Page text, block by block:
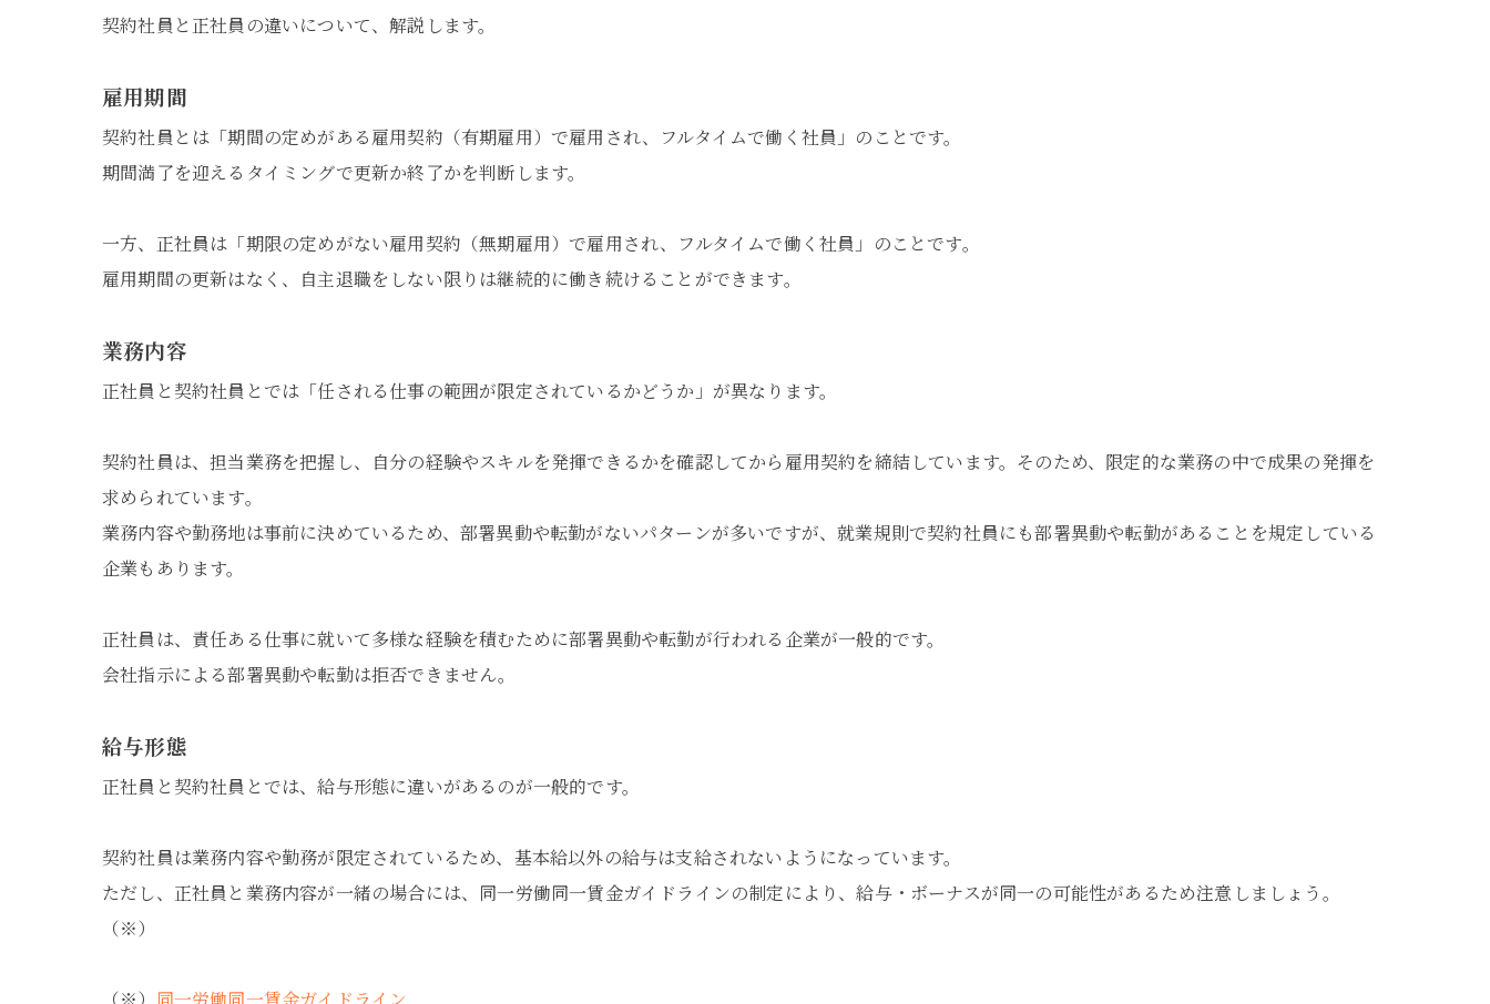
契約社員と正社員の違いについて、解説します。
雇用期間
契約社員とは「期間の定めがある雇用契約（有期雇用）で雇用され、フルタイムで働く社員」のことです。
期間満了を迎えるタイミングで更新か終了かを判断します。
一方、正社員は「期限の定めがない雇用契約（無期雇用）で雇用され、フルタイムで働く社員」のことです。
雇用期間の更新はなく、自主退職をしない限りは継続的に働き続けることができます。
業務内容
正社員と契約社員とでは「任される仕事の範囲が限定されているかどうか」が異なります。
契約社員は、担当業務を把握し、自分の経験やスキルを発揮できるかを確認してから雇用契約を締結しています。そのため、限定的な業務の中で成果の発揮を
求められています。
業務内容や勤務地は事前に決めているため、部署異動や転勤がないパターンが多いですが、就業規則で契約社員にも部署異動や転勤があることを規定している
企業もあります。
正社員は、責任ある仕事に就いて多様な経験を積むために部署異動や転勤が行われる企業が一般的です。
会社指示による部署異動や転勤は拒否できません。
給与形態
正社員と契約社員とでは、給与形態に違いがあるのが一般的です。
契約社員は業務内容や勤務が限定されているため、基本給以外の給与は支給されないようになっています。
ただし、正社員と業務内容が一緒の場合には、同一労働同一賃金ガイドラインの制定により、給与・ボーナスが同一の可能性があるため注意しましょう。
（※）